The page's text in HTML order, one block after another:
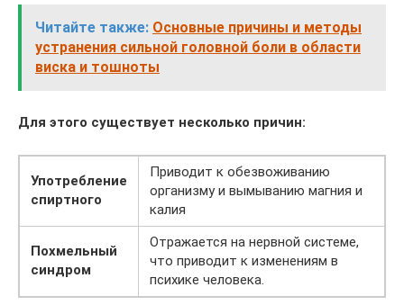
Читайте также: Основные причины и методы
устранения сильной головной боли в области
виска и тошноты
Для этого существует несколько причин:
Употребление
спиртного
Приводит к обезвоживанию
организму и вымыванию магния и
калия
Похмельный
синдром
Отражается на нервной системе,
что приводит к изменениям в
психике человека.